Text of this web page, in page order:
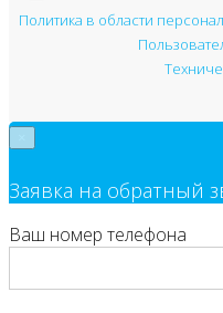
Политика в области
Заявка на обратный
Ваш номер телефона